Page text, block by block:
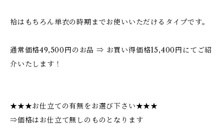
袷はもちろん単衣の時期までお使いいただけるタイプです。
通常価格49,500円のお品 ⇒ お買い得価格15,400円にてご紹
介いたします！
★★★お仕立ての有無をお選び下さい★★★
⇒価格はお仕立て無しのものとなります